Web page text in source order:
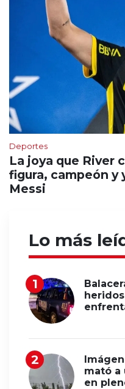
Deportes
La joya que River
figura, campeón y
Messi
Lo más
mató a
en